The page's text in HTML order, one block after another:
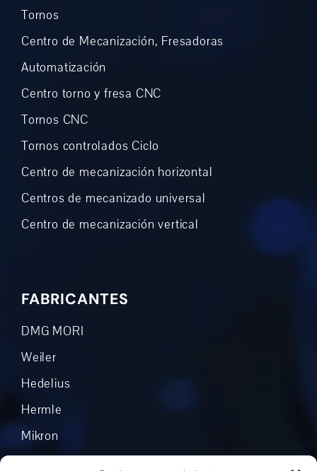
Tornos
Centro de Mecanización, Fresadoras
Automatización
Centro torno y fresa CNC
Tornos CNC
Tornos controlados Ciclo
Centro de mecanización horizontal
Centros de mecanizado universal
Centro de mecanización vertical
FABRICANTES
DMG MORI
Weiler
Hedelius
Hermle
Mikron